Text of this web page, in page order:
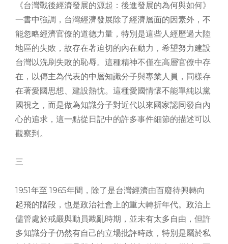
《台灣戰後經濟發展的源起：後進發展的為何與如何》
一書中強調，台灣經濟發展除了經濟層面的因素外，不
能忽略經濟官僚的道德力量，特別是這些人經歷過大陸
地區的失敗，故存在著迫切的內在動力，希望努力建設
台灣以洗刷失敗的恥辱。這種精神不僅在高層官僚中存
在，以傳主為代表的中層知識分子與專業人員，同樣存
在著愛國思想、建設熱忱。這種愛國情懷不能單純以黨
國視之，而是做為知識分子對近代以來國家認同發自內
心的追求，這一點從日記中的許多事件細節的描述可以
觀察到。
三
1951年至 1965年間，除了是台灣經濟由百廢待興轉向
起飛的階段，也是政治社會上的重大轉折年代。政治上
儘管處於戒嚴與動員戡亂時期，並未有太多自由，但許
多知識分子仍然有自己的立場批評時政，特別是屬於私